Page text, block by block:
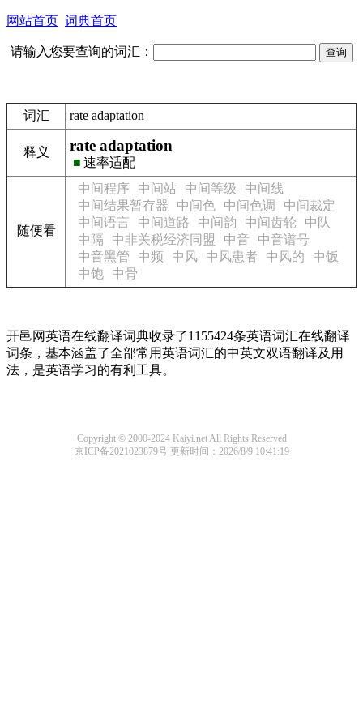
网站首页 词典首页
请输入您要查询的词汇：
词汇 rate adaptation
释义 rate adaptation
■ 速率适配
随便看
中间程序 中间站 中间等级
中间线
中间结果暂存器
中间色 中间色调
中间裁定
中间语言
中间道路 中间韵 中间齿轮
中队
中隔
中非关税经济同盟 中音
中音谱号
中音黑管
中频 中风 中风患者 中风的
中饭
中饱
中骨
开邑网英语在线翻译词典收录了1155424条英语词汇在线翻译
词条，基本涵盖了全部常用英语词汇的中英文双语翻译及用
法，是英语学习的有利工具。
Copyright © 2000-2024 Kaiyi.net All Rights Reserved
京ICP备2021023879号更新时间：2026/8/9 10:41:19